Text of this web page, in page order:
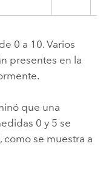
0 a 10. Varios
presentes en la
que una
0 y 5 se
se muestra a